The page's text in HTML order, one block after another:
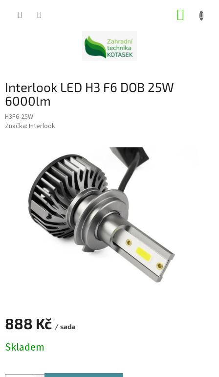
Interlook LED H3 F6 DOB 25W
6000lm
H3F6-25W
Značka: Interlook
888 Kč / sada
cena:
Skladem